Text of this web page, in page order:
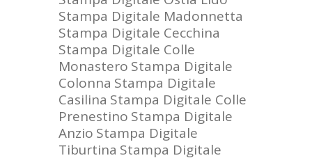
Stampa Digitale Madonnetta
Stampa Digitale Cecchina
Stampa Digitale Colle
Monastero Stampa Digitale
Colonna Stampa Digitale
Casilina Stampa Digitale Colle
Prenestino Stampa Digitale
Anzio Stampa Digitale
Tiburtina Stampa Digitale